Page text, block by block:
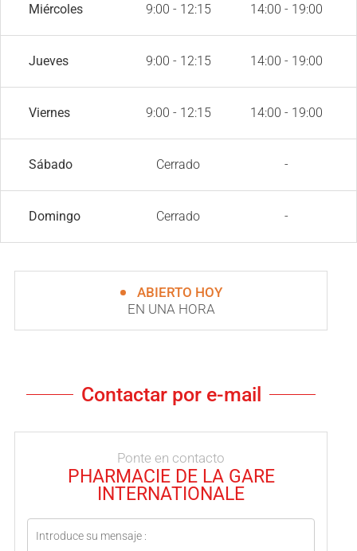
Miércoles 9:00 - 12:15 14:00 - 19:00
Jueves 9:00 - 12:15 14:00 - 19:00
Viernes 9:00 - 12:15 14:00 - 19:00
Sábado Cerrado -
Domingo Cerrado -
ABIERTO HOY
EN UNA HORA
Contactar por e-mail
Ponte en contacto
PHARMACIE DE LA GARE
INTERNATIONALE